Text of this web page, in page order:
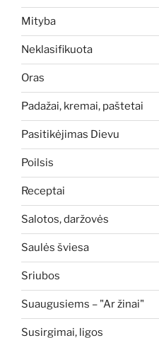
Mityba
Neklasifikuota
Oras
Padažai, kremai, paštetai
Pasitikėjimas Dievu
Poilsis
Receptai
Salotos, daržovės
Saulės šviesa
Sriubos
Suaugusiems – "Ar žinai"
Susirgimai, ligos